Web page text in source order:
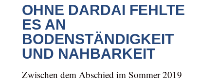
OHNE DARDAI FEHLTE
ES AN
BODENSTÄNDIGKEIT
UND NAHBARKEIT
Zwischen dem Abschied im Sommer 2019